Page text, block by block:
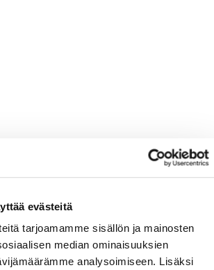
evästeitä
tarjoamamme sisällön ja mainosten
median ominaisuuksien
analysoimiseen. Lisäksi